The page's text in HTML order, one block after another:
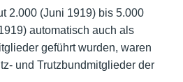
2.000 (Juni 1919) bis 5.000
automatisch auch als
geführt wurden, waren
und Trutzbundmitglieder der